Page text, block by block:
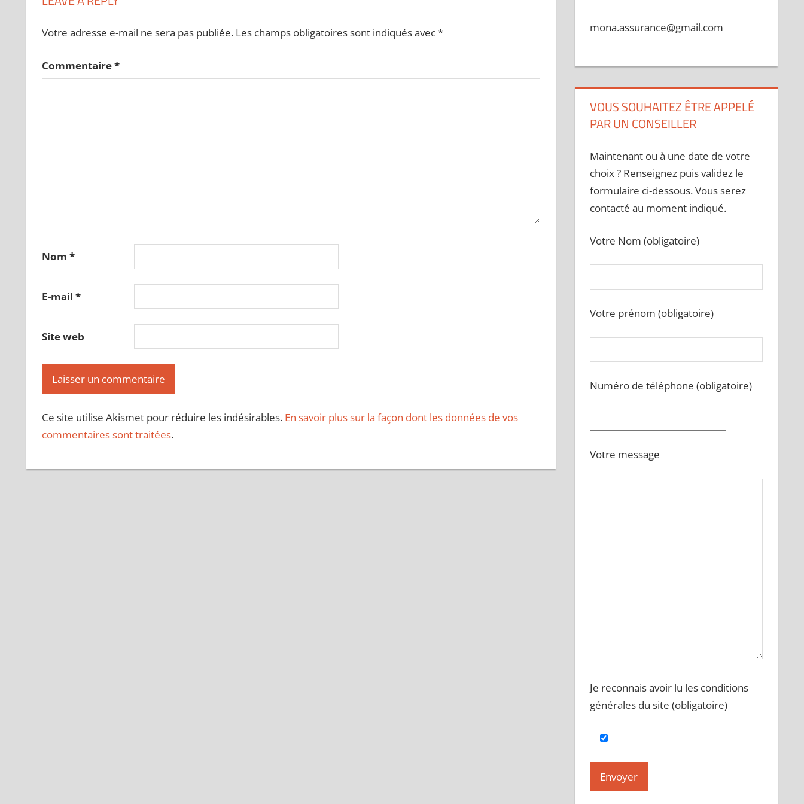
Votre adresse e-mail ne sera pas publiée. Les champs obligatoires sont indiqués avec*
Commentaire*
Nom *
E-mail *
Site web
Ce site utilise Akismet pour réduire les indésirables. En savoir plus sur la façon dont les données de vos
commentaires sont traitées.
mona.assurance@gmail.com
VOUS SOUHAITEZ ÊTRE APPELÉ
PAR UN CONSEILLER
Maintenant ou à une date de votre
choix ? Renseignez puis validez le
formulaire ci-dessous. Vous serez
contacté au moment indiqué.
Votre Nom (obligatoire)
Votre prénom (obligatoire)
Numéro de téléphone (obligatoire)
Votre message
Je reconnais avoir lu les conditions
générales du site (obligatoire)